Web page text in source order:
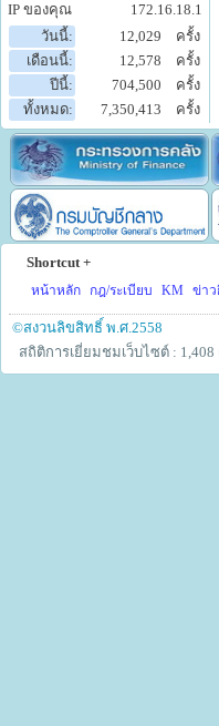
IP ของคุณ
172.16.18.1
วันนี้:
12,029
ครั้ง
เดือนนี้:
12,578
ครั้ง
ปีนี้:
704,500
ครั้ง
ทั้งหมด:
7,350,413 ครั้ง
Shortcut +
หน้าหลัก กฎ/ระเบียบ KM ข่าว
©สงวนลิขสิทธิ์ พ.ศ.2558
สถิติการเยี่ยมชมเว็บไซต์ :